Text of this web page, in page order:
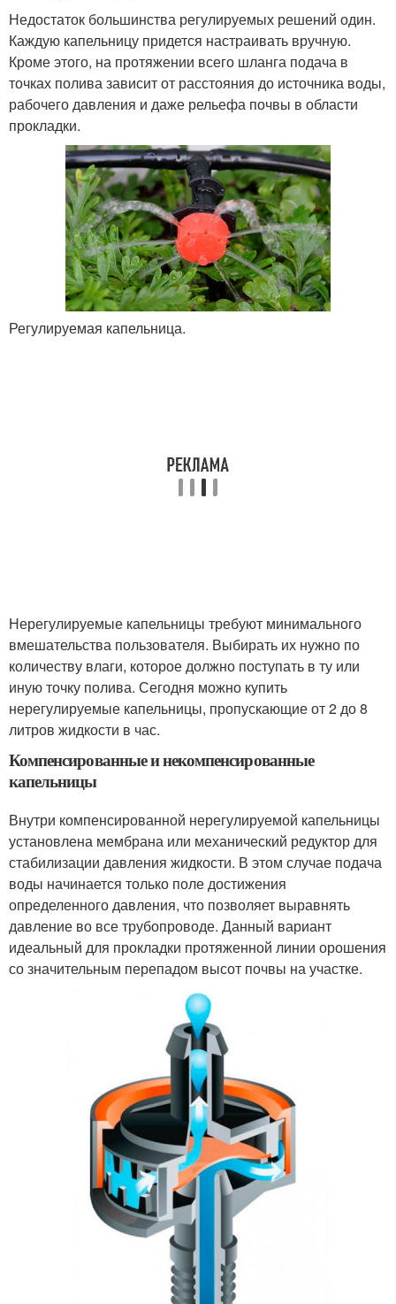
Недостаток большинства регулируемых решений один.
Каждую капельницу придется настраивать вручную.
Кроме этого, на протяжении всего шланга подача в
точках полива зависит от расстояния до источника воды,
рабочего давления и даже рельефа почвы в области
прокладки.
Регулируемая капельница.
Нерегулируемые капельницы требуют минимального
вмешательства пользователя. Выбирать их нужно по
количеству влаги, которое должно поступать в ту или
иную точку полива. Сегодня можно купить
нерегулируемые капельницы, пропускающие от 2 до 8
литров жидкости в час.
Компенсированные и некомпенсированные
капельницы
Внутри компенсированной нерегулируемой капельницы
установлена мембрана или механический редуктор для
стабилизации давления жидкости. В этом случае подача
воды начинается только поле достижения
определенного давления, что позволяет выравнять
давление во все трубопроводе. Данный вариант
идеальный для прокладки протяженной линии орошения
со значительным перепадом высот почвы на участке.